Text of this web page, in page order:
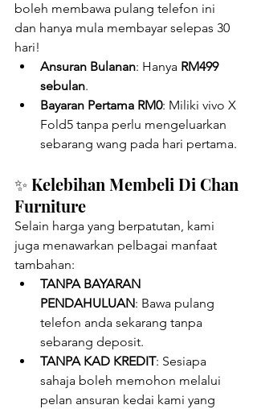
boleh membawa pulang telefon ini
dan hanya mula membayar selepas 30
hari!
Ansuran Bulanan: Hanya RM499
sebulan.
Bayaran Pertama RM0: Miliki vivo X
Fold5 tanpa perlu mengeluarkan
sebarang wang pada hari pertama.
✨ Kelebihan Membeli Di Chan
Furniture
Selain harga yang berpatutan, kami
juga menawarkan pelbagai manfaat
tambahan:
TANPA BAYARAN
PENDAHULUAN: Bawa pulang
telefon anda sekarang tanpa
sebarang deposit.
TANPA KAD KREDIT: Sesiapa
sahaja boleh memohon melalui
pelan ansuran kedai kami yang